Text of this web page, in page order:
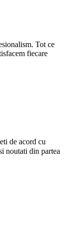
Tot ce
fiecare
de acord cu
noutati din partea